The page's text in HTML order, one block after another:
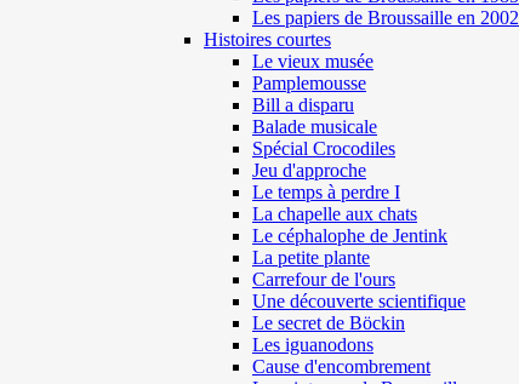
Les papiers de Broussaille en 2002
Histoires courtes
Le vieux musée
Pamplemousse
Bill a disparu
Balade musicale
Spécial Crocodiles
Jeu d'approche
Le temps à perdre I
La chapelle aux chats
Le céphalophe de Jentink
La petite plante
Carrefour de l'ours
Une découverte scientifique
Le secret de Böckin
Les iguanodons
Cause d'encombrement